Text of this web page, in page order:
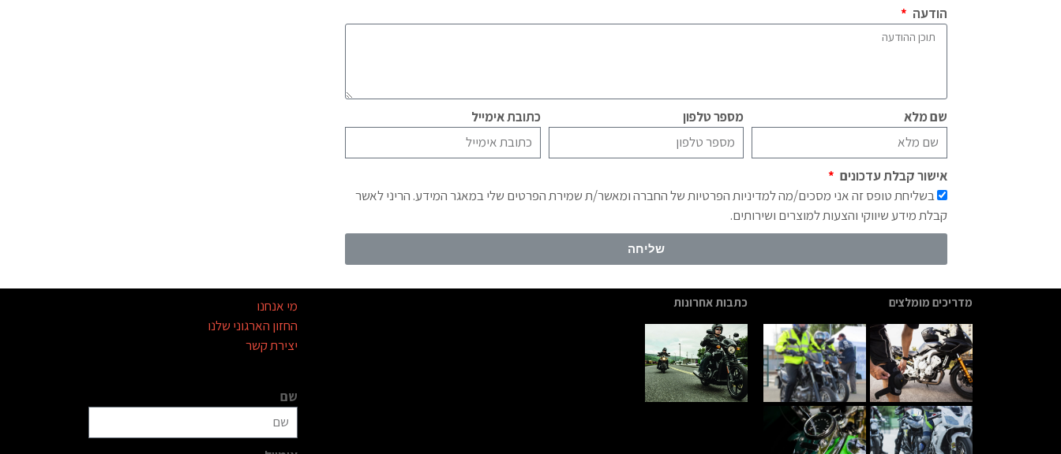
הודעה
שם מלא מספר טלפון כתובת אימייל
אישור קבלת עדכונים
בשליחת טופס זה אני מסכים/מה למדיניות הפרטיות של החברה ומאשר/ת שמירת הפרטים שלי במאגר המידע. הריני לאשר
קבלת מידע שיווקי והצעות למוצרים ושירותים.
שליחה
מדריכים מומלצים כתבות אחרונות
מי אנחנו
החזון הארגוני שלנו
יצירת קשר
שם